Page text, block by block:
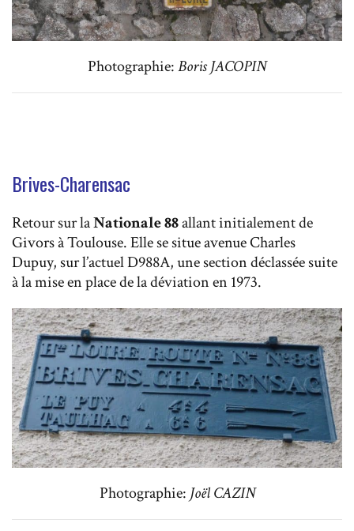
Photographie:Boris JACOPIN
Brives-Charensac
Retour sur laNationale 88allant initialement de
Givors à Toulouse. Elle se situe avenue Charles
Dupuy, sur l’actuel D988A, une section déclassée suite
à la mise en place de la déviation en 1973.
Photographie: Joël CAZIN